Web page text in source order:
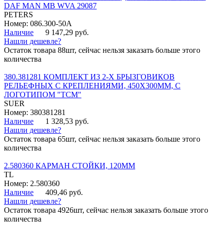
DAF MAN MB WVA 29087
PETERS
Номер: 086.300-50A
Наличие
9 147,29 руб.
Нашли дешевле?
Остаток товара 88шт, сейчас нельзя заказать больше этого
количества
380.381281 КОМПЛЕКТ ИЗ 2-Х БРЫЗГОВИКОВ
РЕЛЬЕФНЫХ С КРЕПЛЕНИЯМИ, 450Х300ММ, С
ЛОГОТИПОМ "ТСМ"
SUER
Номер: 380381281
Наличие
1 328,53 руб.
Нашли дешевле?
Остаток товара 65шт, сейчас нельзя заказать больше этого
количества
2.580360 КАРМАН СТОЙКИ, 120ММ
TL
Номер: 2.580360
Наличие
409,46 руб.
Нашли дешевле?
Остаток товара 4926шт, сейчас нельзя заказать больше этого
количества